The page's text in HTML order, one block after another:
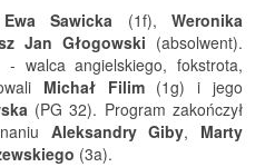
Ewa Sawicka (1f), Weronika
Jan Głogowski (absolwent).
walca angielskiego, fokstrota,
Michał Filim(1g) i jego
(PG 32). Program zakończył
Aleksandry Giby, Marty
(3a).